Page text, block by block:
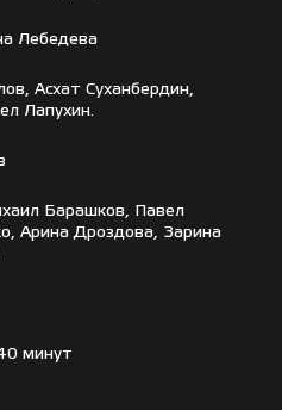
Лебедева
Асхат Суханбердин,
Лапухин.
Барашков, Павел
Арина Дроздова, Зарина
минут